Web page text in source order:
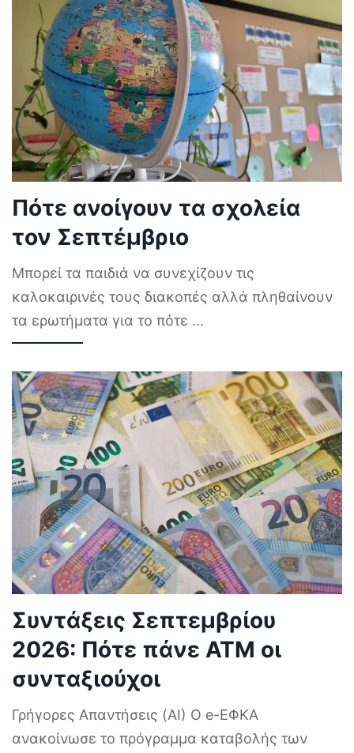
Πότε ανοίγουν τα σχολεία
τον Σεπτέμβριο
Μπορεί τα παιδιά να συνεχίζουν τις
καλοκαιρινές τους διακοπές αλλά πληθαίνουν
τα ερωτήματα για το πότε ...
Συντάξεις Σεπτεμβρίου
2026: Πότε πάνε ΑΤΜ οι
συνταξιούχοι
Γρήγορες Απαντήσεις (AI) Ο e-ΕΦΚΑ
ανακοίνωσε το πρόγραμμα καταβολής των